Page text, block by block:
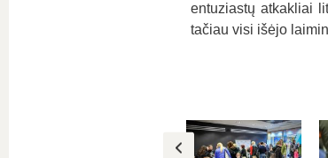
entuziastų atkakliai
tačiau visi išėjo